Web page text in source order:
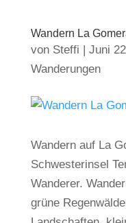
Wandern La
von Steffi | Juni
Wanderungen
Wandern auf La
Schwesterinsel
Wanderer.
grüne